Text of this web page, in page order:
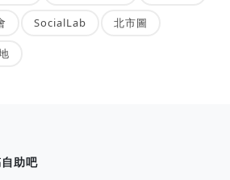
SocialLab 北市圖
助吧